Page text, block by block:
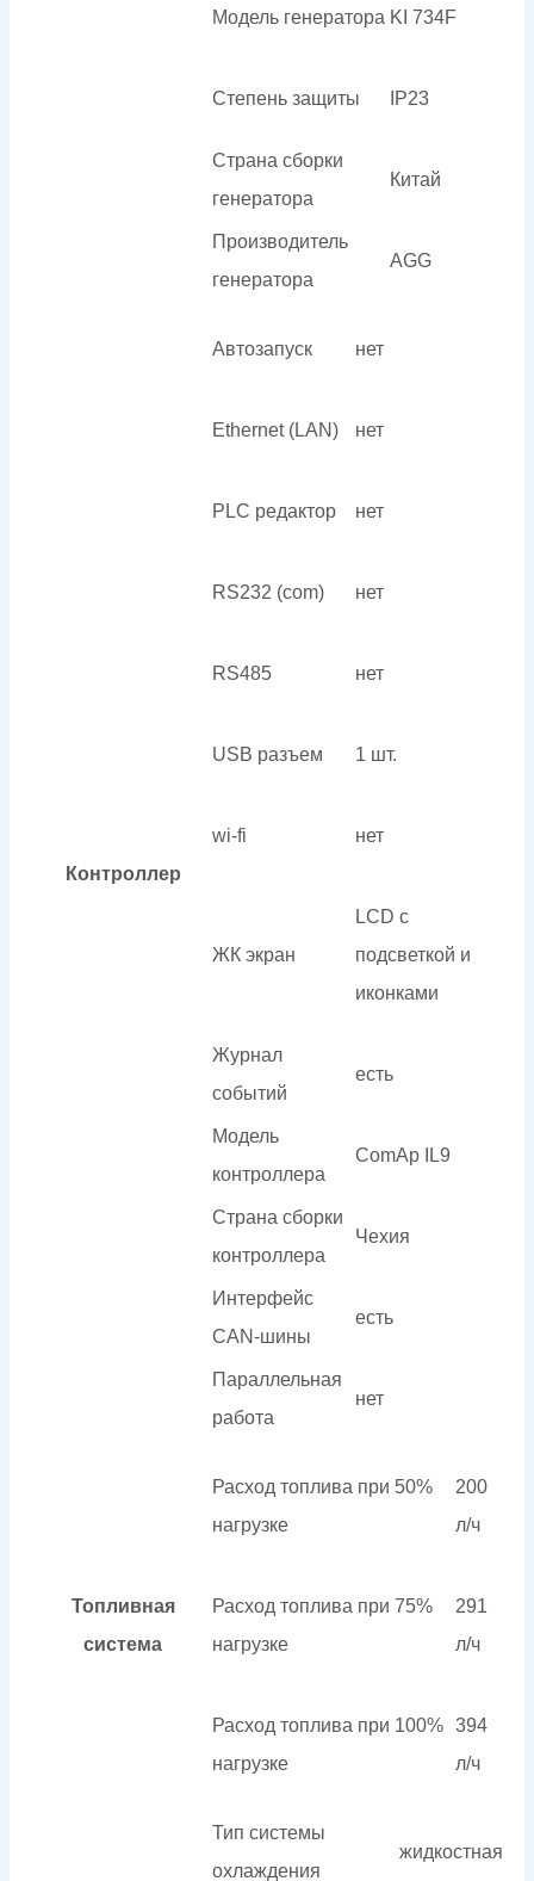
Модель генератора KI 734F
Степень защиты IP23
Страна сборки
генератора
Китай
Производитель
генератора
AGG
Контроллер
Автозапуск нет
Ethernet (LAN) нет
PLC редактор нет
RS232 (com) нет
RS485 нет
USB разъем 1 шт.
wi-fi нет
ЖК экран
LCD с
подсветкой и
иконками
Журнал
событий
есть
Модель
контроллера
ComAp IL9
Страна сборки
контроллера
Чехия
Интерфейс
CAN-шины
есть
Параллельная
работа
нет
Топливная
система
Расход топлива при 50%
нагрузке
200
л/ч
Расход топлива при 75%
нагрузке
291
л/ч
Расход топлива при 100%
нагрузке
394
л/ч
Тип системы
охлаждения
жидкостная